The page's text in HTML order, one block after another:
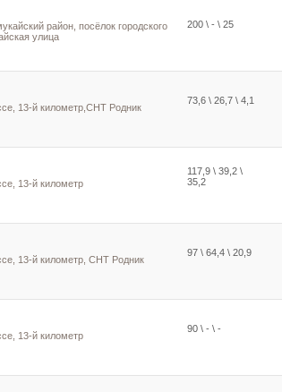
район, посёлок городского
улица
200 \ - \ 25
13-й километр,СНТ Родник
73,6 \ 26,7 \ 4,1
13-й километр
117,9 \ 39,2 \
35,2
13-й километр, СНТ Родник
97 \ 64,4 \ 20,9
13-й километр
90 \ - \ -